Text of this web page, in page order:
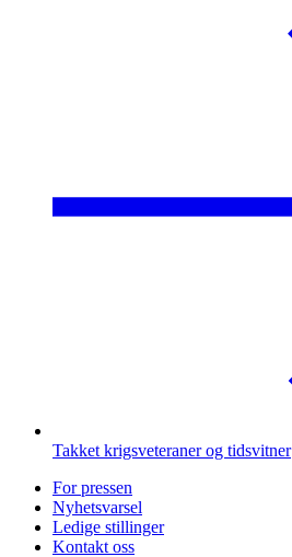
Takket krigsveteraner og tidsvitner
For pressen
Nyhetsvarsel
Ledige stillinger
Kontakt oss